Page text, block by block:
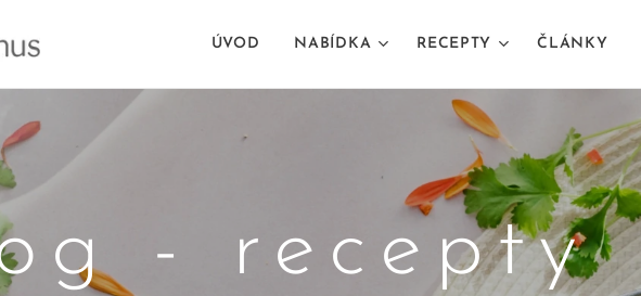
ÚVOD NABÍDKA RECEPTY ČLÁNKY
- recepty